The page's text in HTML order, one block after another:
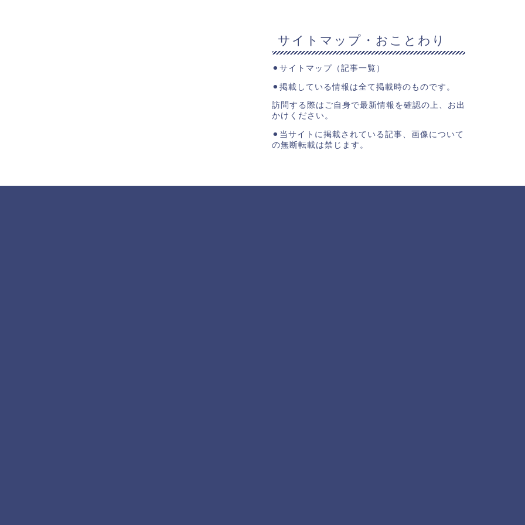
サイトマップ・おことわり
⚫︎ サイトマップ（記事一覧）
⚫︎掲載している情報は全て掲載時のものです。
訪問する際はご自身で最新情報を確認の上、お出
かけください。
⚫︎当サイトに掲載されている記事、画像について
の無断転載は禁じます。